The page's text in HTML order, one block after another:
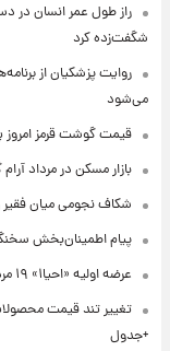
شگفت‌زده کرد
روایت پزشکیان از
می‌شود
قیمت گوشت قرمز امروز پنجشنبه ۱۵
بازار مسکن در مرداد
شکاف نجومی میان فقیر
پیام اطمینان‌بخش
عرضه اولیه «احیا۱» ۱۹ مرداد در فرابورس
+جدول